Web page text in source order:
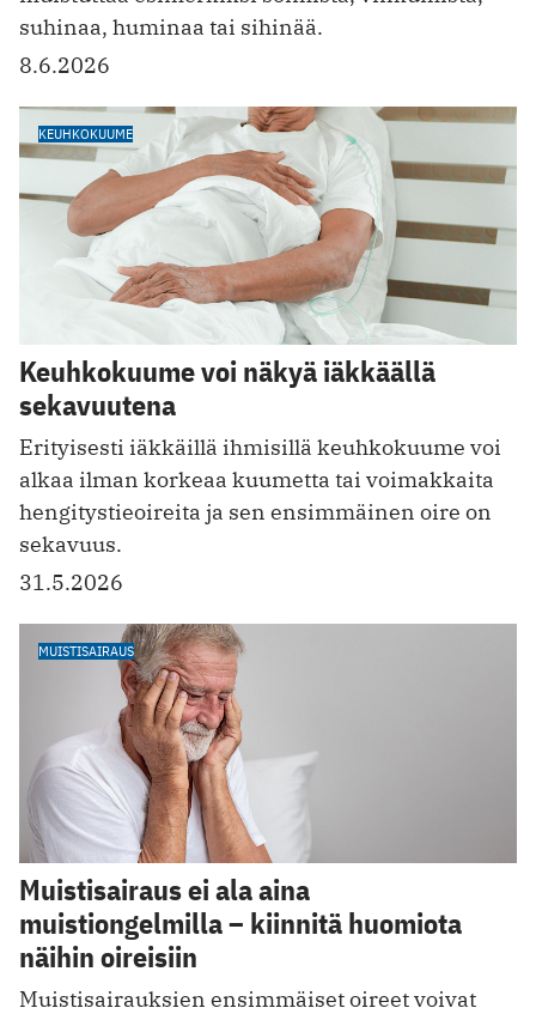
suhinaa, huminaa tai sihinää.
8.6.2026
KEUHKOKUUME
Keuhkokuume voi näkyä iäkkäällä
sekavuutena
Erityisesti iäkkäillä ihmisillä keuhkokuume voi
alkaa ilman korkeaa kuumetta tai voimakkaita
hengitystieoireita ja sen ensimmäinen oire on
sekavuus.
31.5.2026
MUISTISAIRAUS
Muistisairaus ei ala aina
muistiongelmilla – kiinnitä huomiota
näihin oireisiin
Muistisairauksien ensimmäiset oireet voivat